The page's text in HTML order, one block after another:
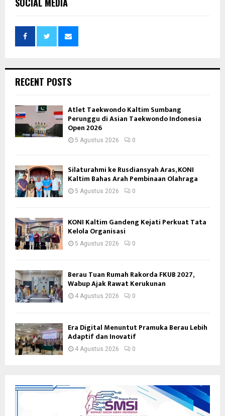
RECENT POSTS
Atlet Taekwondo Kaltim Sumbang
Perunggu di Asian Taekwondo Indonesia
Open 2026
5 Agustus 2026 0
Silaturahmi ke Rusdiansyah Aras, KONI
Kaltim Bahas Arah Pembinaan Olahraga
5 Agustus 2026 0
KONI Kaltim Gandeng Kejati Perkuat Tata
Kelola Organisasi
5 Agustus 2026 0
Berau Tuan Rumah Rakorda FKUB 2027,
Wabup Ajak Rawat Kerukunan
4 Agustus 2026 0
Era Digital Menuntut Pramuka Berau Lebih
Adaptif dan Inovatif
4 Agustus 2026 0